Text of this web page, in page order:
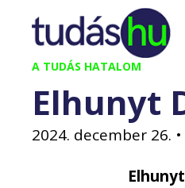
Kilépés
tartalomba
A TUDÁS HATALOM
Elhunyt
2024. december 26. •